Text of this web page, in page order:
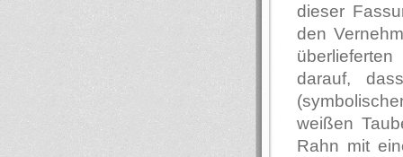
dieser
den
darauf,
weißen
Rahn mit